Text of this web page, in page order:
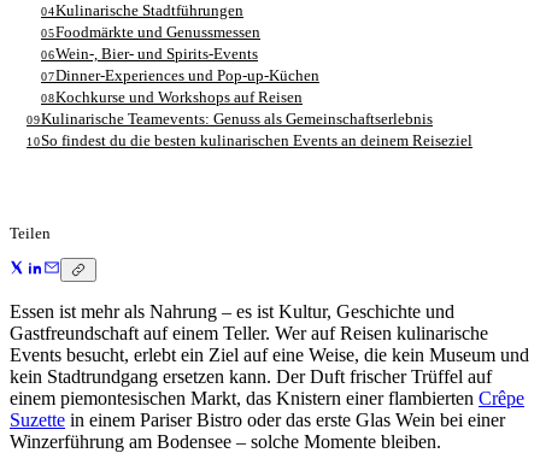
04Kulinarische Stadtführungen
05Foodmärkte und Genussmessen
06Wein-, Bier- und Spirits-Events
07Dinner-Experiences und Pop-up-Küchen
08Kochkurse und Workshops auf Reisen
09Kulinarische Teamevents: Genuss als Gemeinschaftserlebnis
10So findest du die besten kulinarischen Events an deinem Reiseziel
Teilen
Essen ist mehr als Nahrung – es ist Kultur, Geschichte und
Gastfreundschaft auf einem Teller. Wer auf Reisen kulinarische
Events besucht, erlebt ein Ziel auf eine Weise, die kein Museum und
kein Stadtrundgang ersetzen kann. Der Duft frischer Trüffel auf
einem piemontesischen Markt, das Knistern einer flambierten Crêpe
Suzette in einem Pariser Bistro oder das erste Glas Wein bei einer
Winzerführung am Bodensee – solche Momente bleiben.